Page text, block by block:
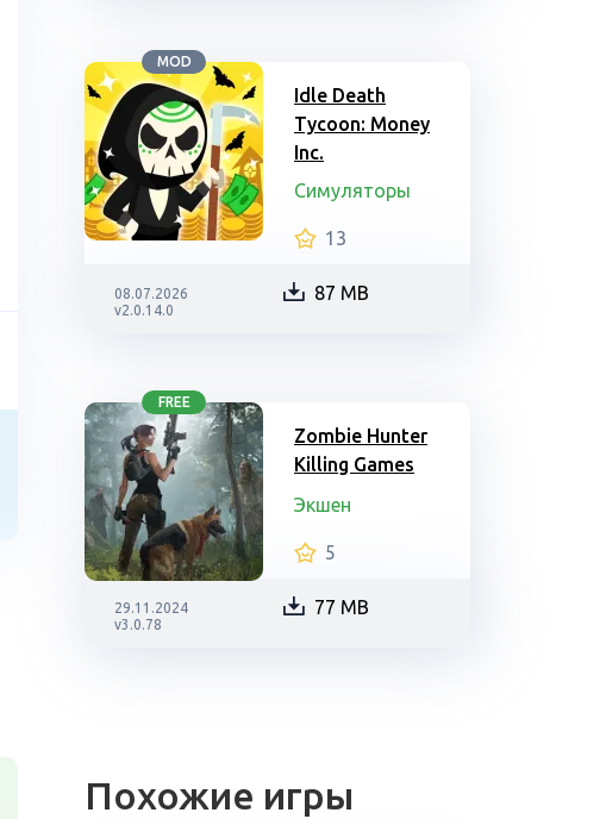
MOD
Idle Death
Tycoon: Money
Inc.
Симуляторы
13
08.07.2026
v2.0.14.0
87 MB
FREE
Zombie Hunter
Killing Games
Экшен
5
29.11.2024
v3.0.78
77 MB
Похожие игры